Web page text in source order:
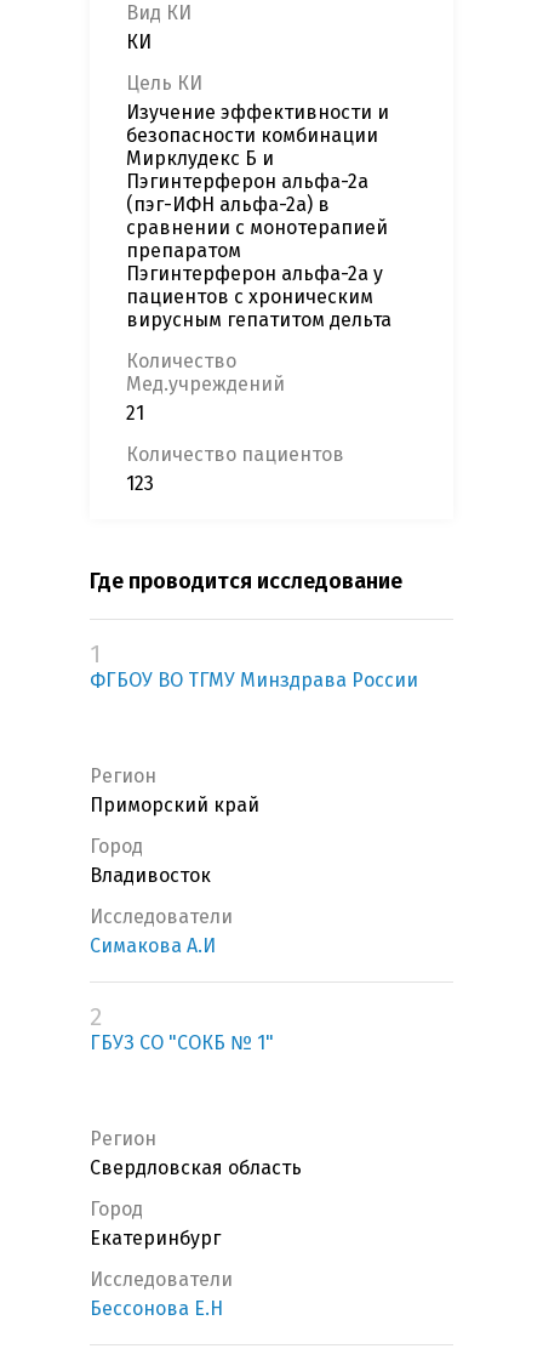
Вид КИ
КИ
Цель КИ
Изучение эффективности и
безопасности комбинации
Мирклудекс Б и
Пэгинтерферон альфа-2а
(пэг-ИФН альфа-2а) в
сравнении с монотерапией
препаратом
Пэгинтерферон альфа-2а у
пациентов с хроническим
вирусным гепатитом дельта
Количество
Мед.учреждений
21
Количество пациентов
123
Где проводится исследование
1
ФГБОУ ВО ТГМУ Минздрава России
Регион
Приморский край
Город
Владивосток
Исследователи
Симакова А.И
2
ГБУЗ СО "СОКБ № 1"
Регион
Свердловская область
Город
Екатеринбург
Исследователи
Бессонова Е.Н